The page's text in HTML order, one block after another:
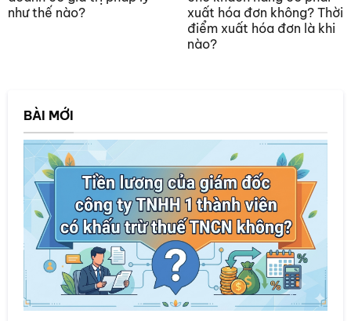
như thế nào?
xuất hóa đơn không? Thời
điểm xuất hóa đơn là khi
nào?
BÀI MỚI